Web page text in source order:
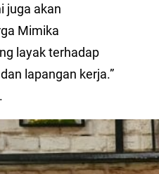
juga akan
Mimika
layak terhadap
lapangan kerja.”